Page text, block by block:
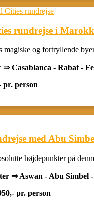
rundrejse i
magiske og fortryllende
⇒ Casablanca - Rabat -
pr. person
med Abu
højdepunkter på
⇒ Aswan - Abu Simbel
pr. person